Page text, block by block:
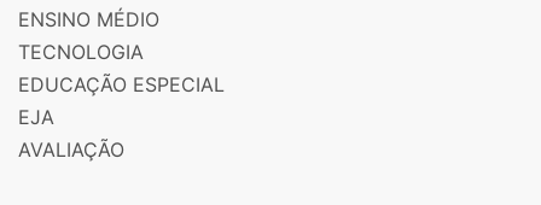
ENSINO MÉDIO
TECNOLOGIA
EDUCAÇÃO ESPECIAL
EJA
AVALIAÇÃO